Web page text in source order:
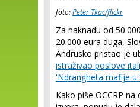
foto:Peter Tkac/flickr
Za naknadu od
20.000 eura duga,
Andrusko pristao je
istraživao poslove
'Ndrangheta mafije u
Kako piše OCCRP